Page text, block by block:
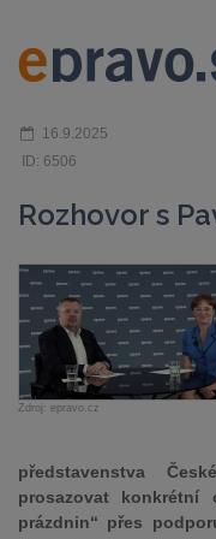
16.9.2025
ID: 6506
Rozhovor s
Zdroj: epravo.cz
představenstva
prosazovat konkrétní
prázdnin“ přes